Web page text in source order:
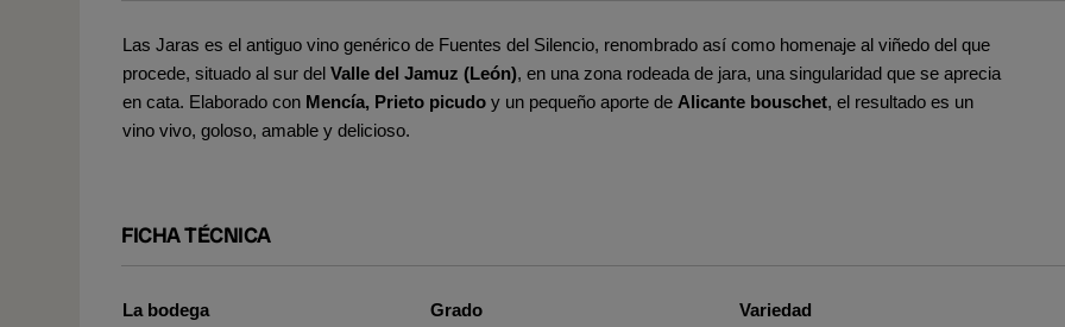
Las Jaras es el antiguo vino genérico de Fuentes del Silencio, renombrado así como homenaje al viñedo del que
procede, situado al sur del Valle del Jamuz (León), en una zona rodeada de jara, una singularidad que se aprecia
en cata. Elaborado con Mencía, Prieto picudo y un pequeño aporte de Alicante bouschet, el resultado es un
vino vivo, goloso, amable y delicioso.
FICHA TÉCNICA
La bodega
Grado
Variedad